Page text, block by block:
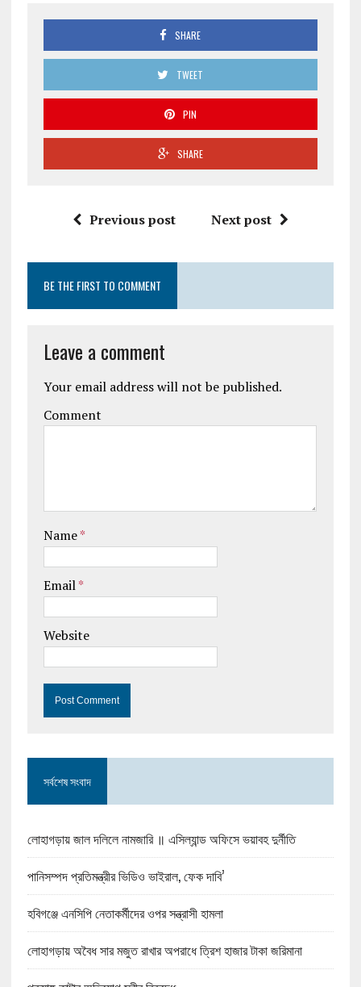
SHARE
TWEET
PIN
SHARE
Previous post Next post
BE THE FIRST TO COMMENT
Leave a comment
Your email address will not be published.
Comment
Name*
Email*
Website
সর্বশেষ সংবাদ
লোহাগড়ায় জাল দলিলে নামজারি ॥ এসিল্যান্ড অফিসে ভয়াবহ দুর্নীতি
পানিসম্পদ প্রতিমন্ত্রীর ভিডিও ভাইরাল, ফেক দাবি’
হবিগঞ্জে এনসিপি নেতাকর্মীদের ওপর সন্ত্রাসী হামলা
লোহাগড়ায় অবৈধ সার মজুত রাখার অপরাধে ত্রিশ হাজার টাকা জরিমানা